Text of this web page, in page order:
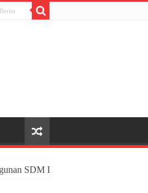
SDM Dimulai dari Desa